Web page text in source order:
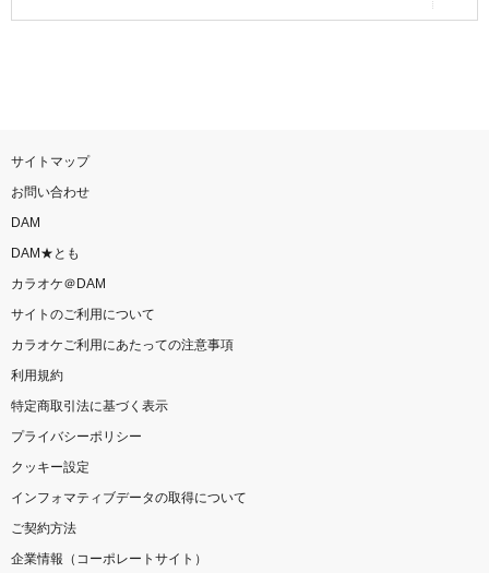
サイトマップ
お問い合わせ
DAM
DAM★とも
カラオケ＠DAM
サイトのご利用について
カラオケご利用にあたっての注意事項
利用規約
特定商取引法に基づく表示
プライバシーポリシー
クッキー設定
インフォマティブデータの取得について
ご契約方法
企業情報（コーポレートサイト）